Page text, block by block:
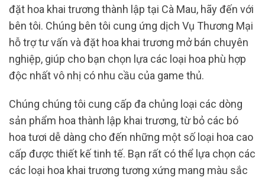
đặt hoa khai trương thành lập tại Cà Mau, hãy đến với
bên tôi. Chúng bên tôi cung ứng dịch Vụ Thương Mại
hỗ trợ tư vấn và đặt hoa khai trương mở bán chuyên
nghiệp, giúp cho bạn chọn lựa các loại hoa phù hợp
độc nhất vô nhị có nhu cầu của game thủ.
Chúng chúng tôi cung cấp đa chủng loại các dòng
sản phẩm hoa thành lập khai trương, từ bỏ các bó
hoa tươi dễ dàng cho đến những một số loại hoa cao
cấp được thiết kế tinh tế. Bạn rất có thể lựa chọn các
các loại hoa khai trương tương xứng mang màu sắc